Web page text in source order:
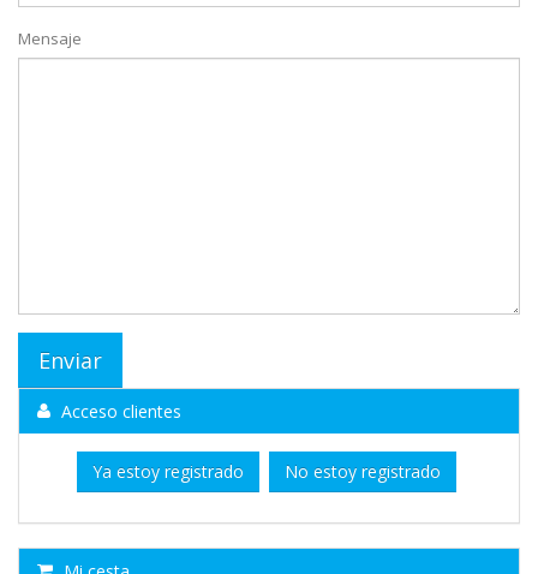
Mensaje
Acceso clientes
Ya estoy registrado No estoy registrado